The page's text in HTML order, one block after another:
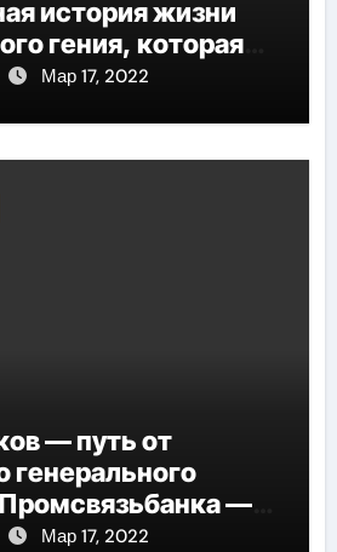
история жизни
гения, которая
самые глубины
Мар 17, 2022
— путь от
генерального
—
рост в банковской
Мар 17, 2022